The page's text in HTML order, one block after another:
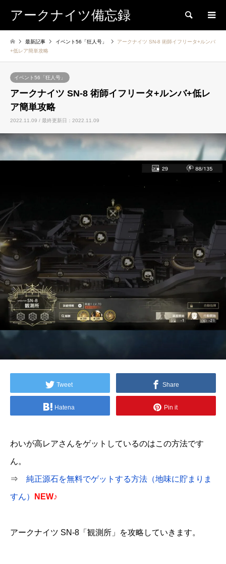
アークナイツ備忘録 検索
最新記事 イベント56「狂人号」
アークナイツ SN-8 術師イフリータ+ルンバ
+低レア簡単攻略
イベント56「狂人号」
アークナイツ SN-8 術師イフリータ+ルンバ+低レ
ア簡単攻略
2022.11.09 / 最終更新日：2022.11.09
Tweet Share
Hatena Pin it
わいが高レアさんをゲットしているのはこの方法です
ん。
⇒ 純正源石を無料でゲットする方法（地味に貯まりま
すん） NEW♪
アークナイツ SN-8「観測所」を攻略していきます。